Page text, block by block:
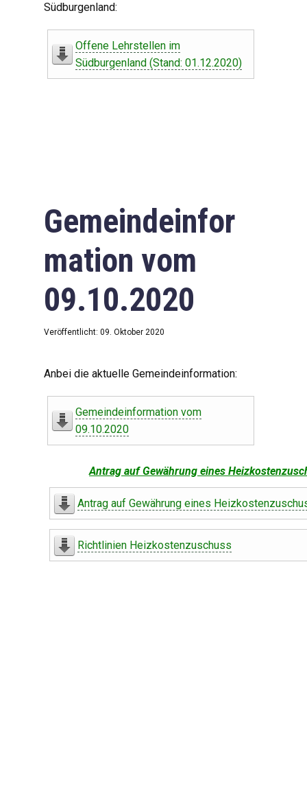
Südburgenland:
Offene Lehrstellen im
Südburgenland (Stand: 01.12.2020)
Gemeindeinfor
mation vom
09.10.2020
Veröffentlicht: 09. Oktober 2020
Anbei die aktuelle Gemeindeinformation:
Gemeindeinformation vom
09.10.2020
Antrag auf Gewährung eines
Antrag auf Gewährung eines
Richtlinien Heizkostenzuschuss